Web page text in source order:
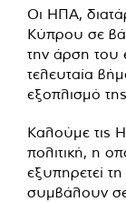
Οι ΗΠΑ,
Κύπρου σε
την άρση του
τελευταία
εξοπλισμό
Καλούμε τις
πολιτική, η
εξυπηρετεί
συμβάλουν σε